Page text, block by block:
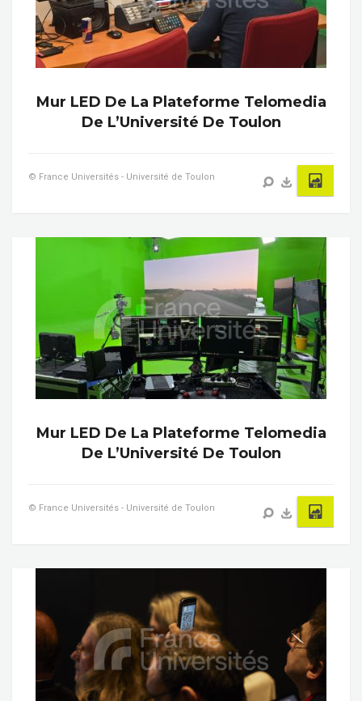
Mur LED De La Plateforme Telomedia
De L’Université De Toulon
© France Universités - Université de Toulon
Mur LED De La Plateforme Telomedia
De L’Université De Toulon
© France Universités - Université de Toulon